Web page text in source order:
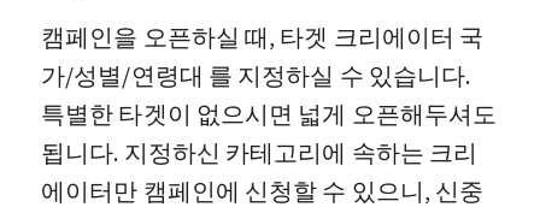
캠페인을 오픈하실 때, 타겟 크리에이터 국
가/성별/연령대 를 지정하실 수 있습니다.
특별한 타겟이 없으시면 넓게 오픈해두셔도
됩니다. 지정하신 카테고리에 속하는 크리
에이터만 캠페인에 신청할 수 있으니, 신중